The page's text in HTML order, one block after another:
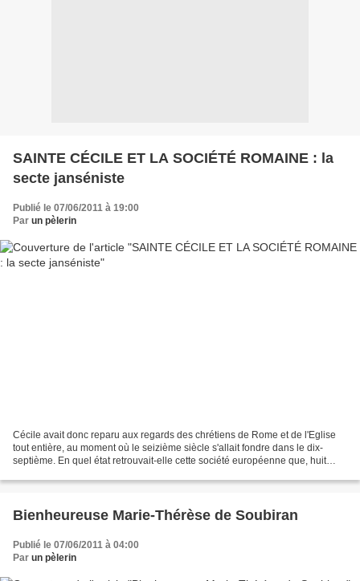
SAINTE CÉCILE ET LA SOCIÉTÉ ROMAINE : la
secte janséniste
Publié le 07/06/2011 à 19:00
Par un pèlerin
Cécile avait donc reparu aux regards des chrétiens de Rome et de l'Eglise
tout entière, au moment où le seizième siècle s'allait fondre dans le dix-
septième. En quel état retrouvait-elle cette société européenne que, huit
Bienheureuse Marie-Thérèse de Soubiran
Publié le 07/06/2011 à 04:00
Par un pèlerin